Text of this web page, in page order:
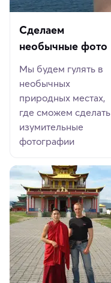
Сделаем
необычные фото
Мы будем гулять в
необычных
природных местах,
где сможем сделать
изумительные
фотографии